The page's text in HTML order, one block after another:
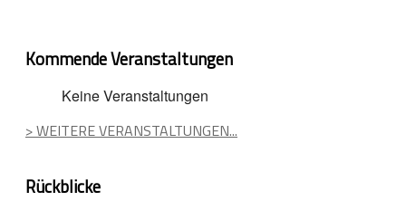
Kommende Veranstaltungen
Keine Veranstaltungen
> WEITERE VERANSTALTUNGEN...
Rückblicke